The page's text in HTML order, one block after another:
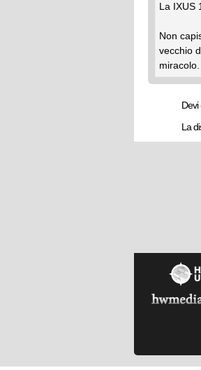
La IXUS
Non
vecchio
miracolo.
Devi
La